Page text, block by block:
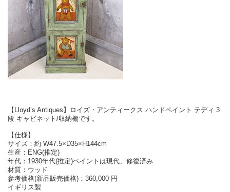
【Lloyd’s Antiques】ロイズ・アンティークス ハンドペイント テディ 3
段 キャビネット/収納棚です。
【仕様】
サイズ：約 W47.5×D35×H144cm
生産：ENG(推定)
年代：1930年代(推定)ペイントは現代、修復済み
材質：ウッド
参考価格(新品販売価格)：360,000 円
イギリス製